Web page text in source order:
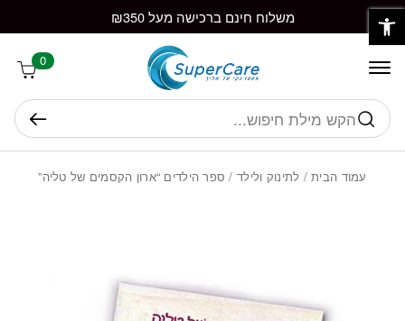
Skip to Content משלוח חינם ברכישה מעל ₪350
0
חיפוש
עמוד הבית/ לתינוק ולילד/ ספר הילדים “ארון הקסמים של טליה”
בחזרה למעלה
פתח סרגל נגישות